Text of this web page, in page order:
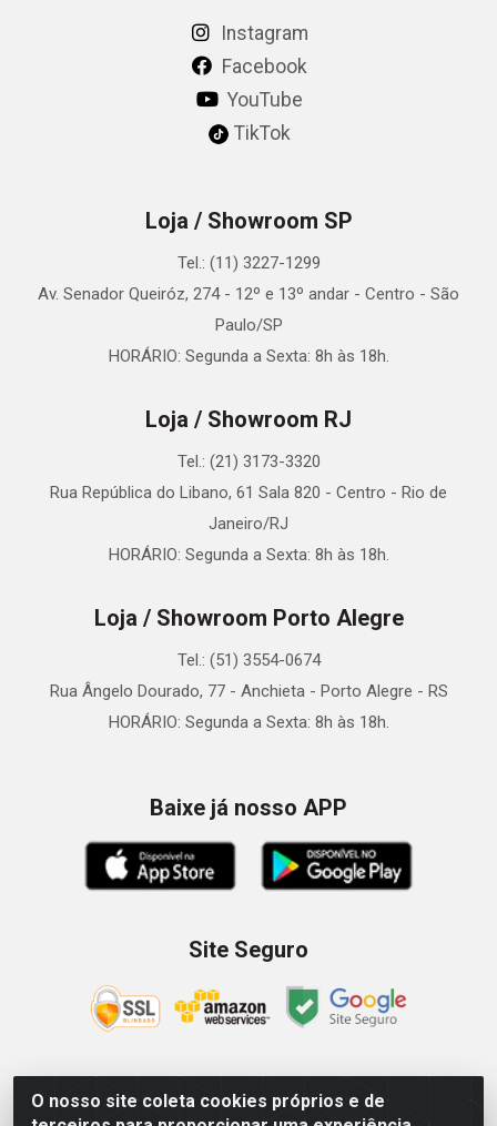
O nosso site coleta cookies próprios e de
Instagram
Facebook
YouTube
TikTok
Loja / Showroom SP
Tel.: (11) 3227-1299
Av. Senador Queiróz, 274 - 12º e 13º andar - Centro - São
Paulo/SP
HORÁRIO: Segunda a Sexta: 8h às 18h.
Loja / Showroom RJ
Tel.: (21) 3173-3320
Rua República do Libano, 61 Sala 820 - Centro - Rio de
Janeiro/RJ
HORÁRIO: Segunda a Sexta: 8h às 18h.
Loja / Showroom Porto Alegre
Tel.: (51) 3554-0674
Rua Ângelo Dourado, 77 - Anchieta - Porto Alegre - RS
HORÁRIO: Segunda a Sexta: 8h às 18h.
Baixe já nosso APP
Site Seguro
Zein Importação e Comércio LTDA - Av. Senador Queiróz, 274